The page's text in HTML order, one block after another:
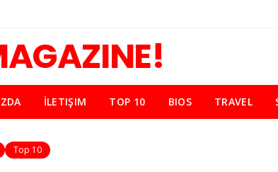
İLETIŞIM TOP 10 BIOS TRAVEL
Top 10